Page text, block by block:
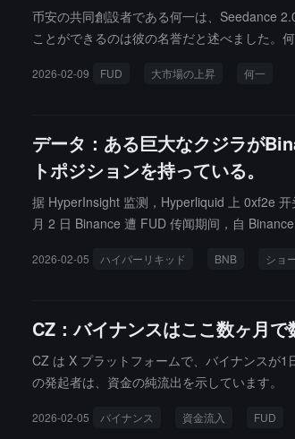
币安の共同創設者である何一は、Seedance
ことができるのは彼の名誉だと述べました。
す。
2026-02-09 FUD 大市場の上昇 何一
データ：ある巨大なクジラが
トポジションを持っている。
据 HyperInsight 监测，Hyperliquid 上 0xf2e
月 2 日 Binance 遭 FUD 传闻期间，自
2026-02-05 ハイパーリキッド BNB ショ
CZ：バイナンスはここ数ヶ月で
CZ は X プラットフォームで、バイナンスが
の発起者は、資金の純流出を示しています。
2026-02-05 バイナンス 資金流入 FUD